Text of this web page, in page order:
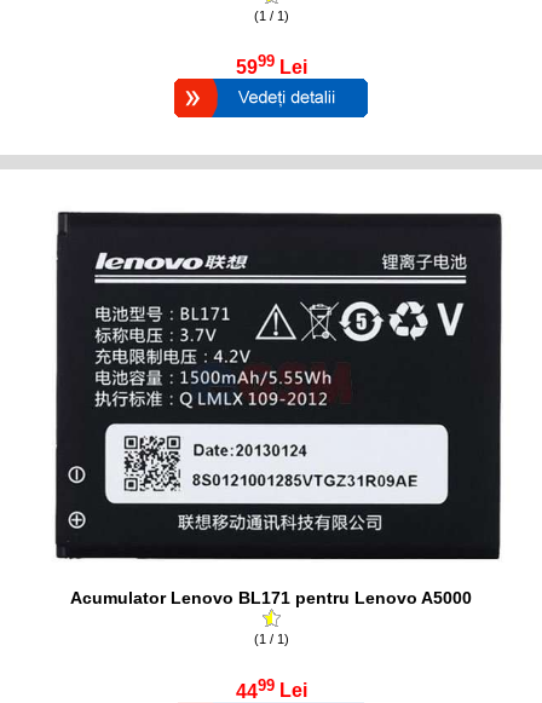
(1 / 1)
5999 Lei
Acumulator Lenovo BL171 pentru Lenovo A5000
(1 / 1)
4499 Lei